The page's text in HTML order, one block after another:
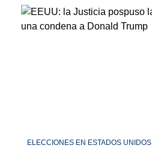
ELECCIONES EN ESTADOS UNIDOS